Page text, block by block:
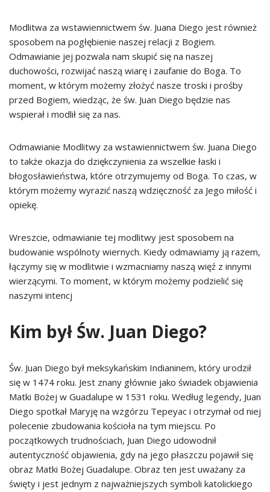
Modlitwa za wstawiennictwem św. Juana Diego jest również
sposobem na pogłębienie naszej relacji z Bogiem.
Odmawianie jej pozwala nam skupić się na naszej
duchowości, rozwijać naszą wiarę i zaufanie do Boga. To
moment, w którym możemy złożyć nasze troski i prośby
przed Bogiem, wiedząc, że św. Juan Diego będzie nas
wspierał i modlił się za nas.
Odmawianie Modlitwy za wstawiennictwem św. Juana Diego
to także okazja do dziękczynienia za wszelkie łaski i
błogosławieństwa, które otrzymujemy od Boga. To czas, w
którym możemy wyrazić naszą wdzięczność za Jego miłość i
opiekę.
Wreszcie, odmawianie tej modlitwy jest sposobem na
budowanie wspólnoty wiernych. Kiedy odmawiamy ją razem,
łączymy się w modlitwie i wzmacniamy naszą więź z innymi
wierzącymi. To moment, w którym możemy podzielić się
naszymi intencj
Kim był Św. Juan Diego?
Św. Juan Diego był meksykańskim Indianinem, który urodził
się w 1474 roku. Jest znany głównie jako świadek objawienia
Matki Bożej w Guadalupe w 1531 roku. Według legendy, Juan
Diego spotkał Maryję na wzgórzu Tepeyac i otrzymał od niej
polecenie zbudowania kościoła na tym miejscu. Po
początkowych trudnościach, Juan Diego udowodnił
autentyczność objawienia, gdy na jego płaszczu pojawił się
obraz Matki Bożej Guadalupe. Obraz ten jest uważany za
święty i jest jednym z najważniejszych symboli katolickiego